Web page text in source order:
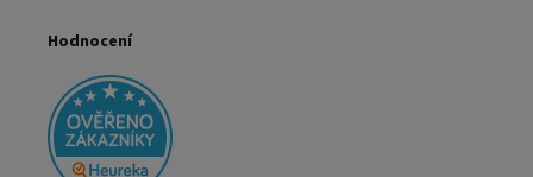
Hodnocení